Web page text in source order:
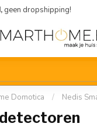
geen dropshipping!
Domotica / Nedis